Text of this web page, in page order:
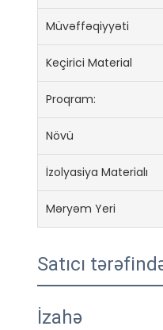
Müvəffəqiyyəti
Keçirici Material
Proqram:
Növü
İzolyasiya Materialı
Məryəm Yeri
Satıcı
İzahə